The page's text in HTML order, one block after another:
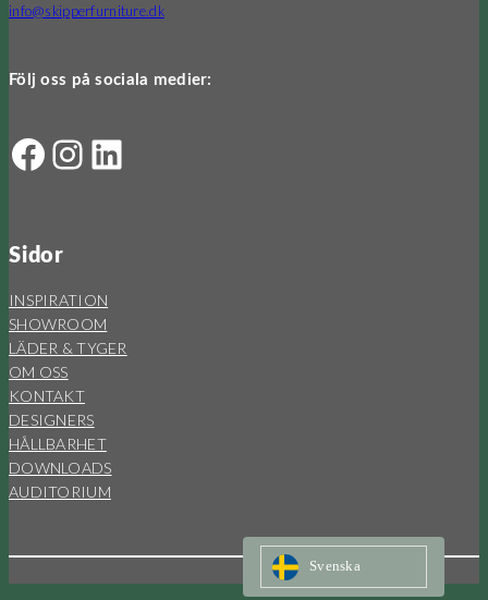
info@skipperfurniture.dk
Följ oss på sociala medier:
Facebook Instagram LinkedIn
Sidor
INSPIRATION
SHOWROOM
LÄDER & TYGER
OM OSS
KONTAKT
DESIGNERS
HÅLLBARHET
DOWNLOADS
AUDITORIUM
Svenska